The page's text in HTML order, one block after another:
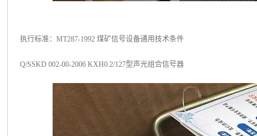
执行标准：MT287-1992 煤矿信号设备通用技术条件
Q/SSKD 002-00-2006 KXH0.2/127型声光组合信号器